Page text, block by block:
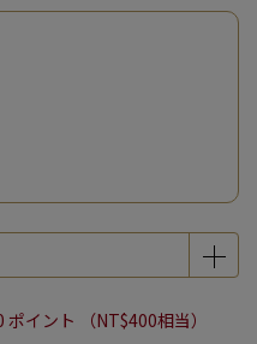
現折100/帆布袋現折50
ポイント （NT$400相当）